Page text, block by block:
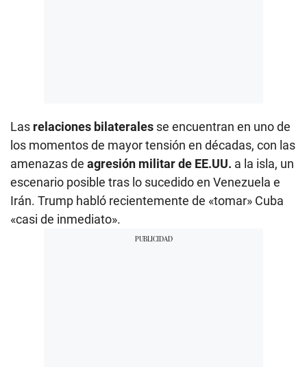
Las relaciones bilaterales se encuentran en uno de
los momentos de mayor tensión en décadas, con las
amenazas de agresión militar de EE.UU. a la isla, un
escenario posible tras lo sucedido en Venezuela e
Irán. Trump habló recientemente de «tomar» Cuba
«casi de inmediato».